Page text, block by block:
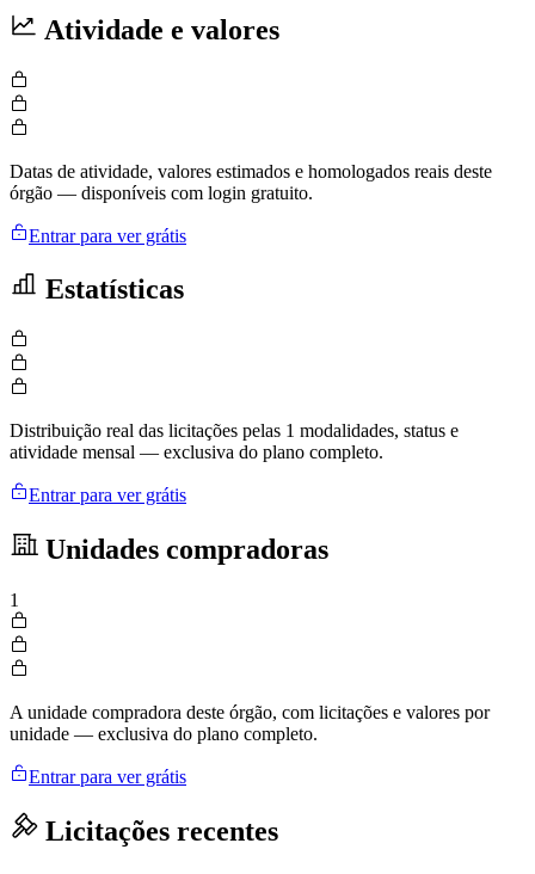
Atividade e valores
Datas de atividade, valores estimados e homologados reais deste
órgão — disponíveis com login gratuito.
Entrar para ver grátis
Estatísticas
Distribuição real das licitações pelas 1 modalidades, status e
atividade mensal — exclusiva do plano completo.
Entrar para ver grátis
Unidades compradoras
1
A unidade compradora deste órgão, com licitações e valores por
unidade — exclusiva do plano completo.
Entrar para ver grátis
Licitações recentes